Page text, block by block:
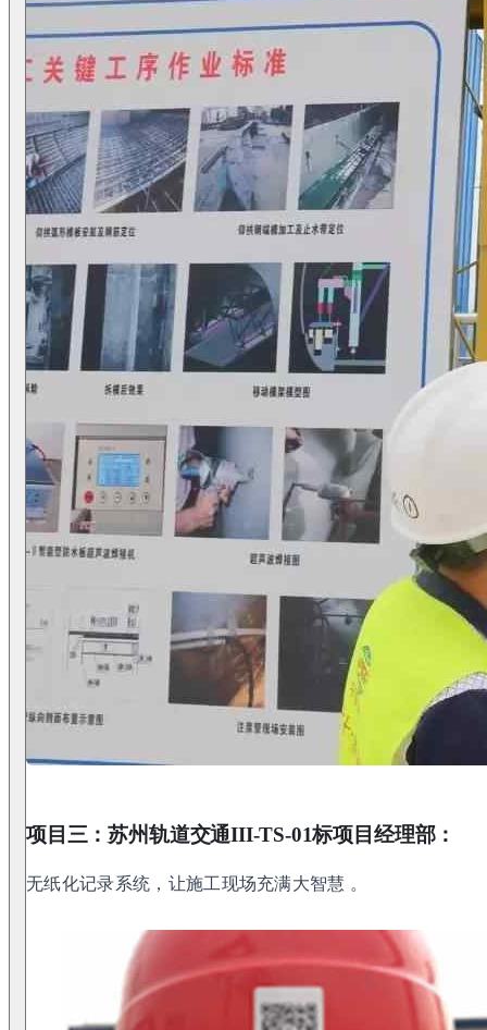
项目三：苏州轨道交通III-TS-01标项目经理部：
无纸化记录系统，让施工现场充满大智慧 。